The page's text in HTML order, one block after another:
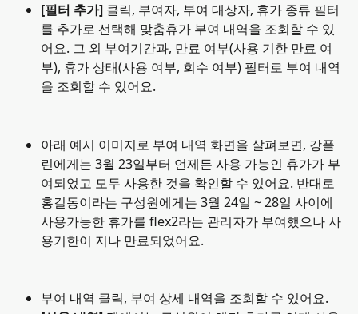
[필터 추가] 클릭, 부여자, 부여 대상자, 휴가 종류 필터
를 추가로 선택해 맞춤휴가 부여 내역을 조회할 수 있
어요. 그 외 부여기간과, 만료 여부(사용 기한 만료 여
부), 휴가 상태(사용 여부, 회수 여부) 필터로 부여 내역
을 조회할 수 있어요.
아래 예시 이미지로 부여 내역 화면을 살펴보면, 강플
린에게는 3월 23일부터 언제든 사용 가능인 휴가가 부
여되었고 모두 사용한 것을 확인할 수 있어요. 반대로
홍길동이라는 구성원에게는 3월 24일 ~ 28일 사이에
사용가능한 휴가를 flex2라는 관리자가 부여했으나 사
용기한이 지나 만료되었어요.
부여 내역 클릭, 부여 상세 내역을 조회할 수 있어요.